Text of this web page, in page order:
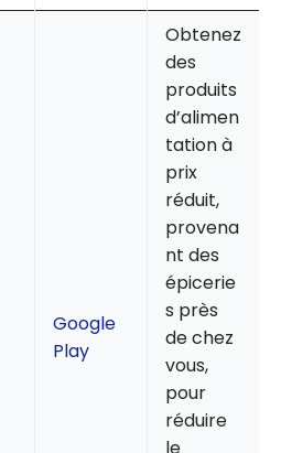
Google
Play
Obtenez
des
produits
d’alimen
tation à
prix
réduit,
provena
nt des
épicerie
s près
de chez
vous,
pour
réduire
le